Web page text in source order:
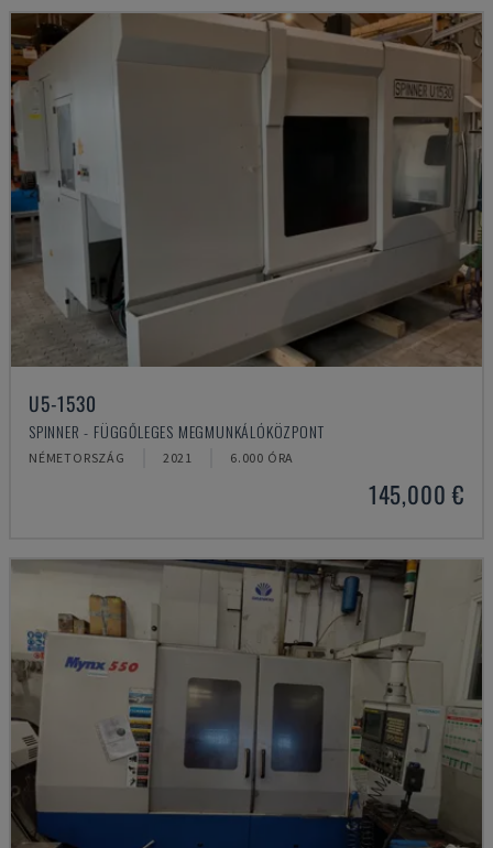
U5-1530
SPINNER - FÜGGŐLEGES MEGMUNKÁLÓKÖZPONT
NÉMETORSZÁG 2021 6.000 ÓRA
145,000 €